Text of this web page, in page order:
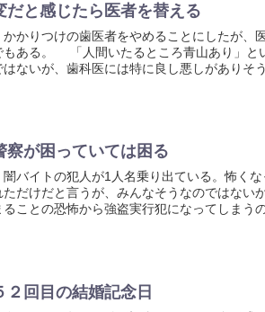
だと感じたら医者を替える
かりつけの歯医者をやめることにしたが、
もある。 「人間いたるところ青山あり」と
はないが、歯科医には特に良し悪しがありそ
察が困っていては困る
バイトの犯人が1人名乗り出ている。怖く
ただけだと言うが、みんなそうなのではな
ることの恐怖から強盗実行犯になってしまう
２回目の結婚記念日